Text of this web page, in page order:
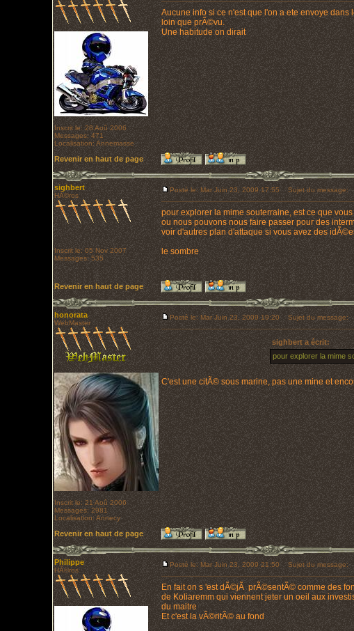
Inscrit le: 28 Aoû 2006
Messages: 471
Localisation: Annemasse
Aucune info si ce n'est que l'on a ete envoye dans
loin que prÃ©vu.
Une habitude on dirait
Revenir en haut de page
sighbert
HÃ©ros
Inscrit le: 05 Nov 2007
Messages: 535
Posté le: Mar Juin 23, 2009 17:55 Sujet du message:
pour explorer la mime souterraine, est ce que
ou nous pouvons nous faire passer pour des
voir d'autres plan d'attaque si vous avez des
le sombre
Revenir en haut de page
honorata
WebMaster
Inscrit le: 21 Aoû 2006
Messages: 2981
Localisation: Annecy
Posté le: Mar Juin 23, 2009 19:20 Sujet du message:
sighbert a écrit:
pour explorer la mime
C'est une citÃ© sous marine, pas une mine et
Revenir en haut de page
Philippe
HÃ©ros
Posté le: Mar Juin 23, 2009 21:50 Sujet du message:
En fait on s 'est dÃ©jÃ prÃ©sentÃ© comme des
de Koliaremm qui viennent jeter un oeil aux
du maitre
Et c'est la vÃ©ritÃ© au fond